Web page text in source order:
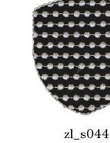
zl_s044